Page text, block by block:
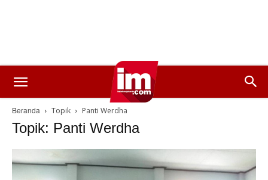
Beranda Topik Panti Werdha
Topik: Panti Werdha